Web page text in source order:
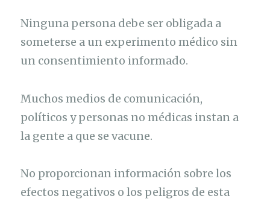
Ninguna persona debe ser obligada a
someterse a un experimento médico sin
un consentimiento informado.
Muchos medios de comunicación,
políticos y personas no médicas instan a
la gente a que se vacune.
No proporcionan información sobre los
efectos negativos o los peligros de esta